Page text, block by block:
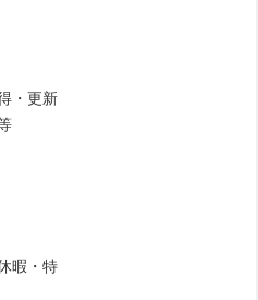
・更新
暇・特